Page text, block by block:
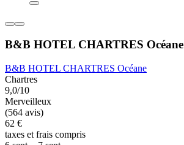
B&B HOTEL CHARTRES Océane
B&B HOTEL CHARTRES Océane
Chartres
9,0/10
Merveilleux
(564 avis)
62 €
taxes et frais compris